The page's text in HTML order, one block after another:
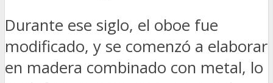
Durante ese siglo, el oboe fue
modificado, y se comenzó a elaborar
en madera combinado con metal, lo